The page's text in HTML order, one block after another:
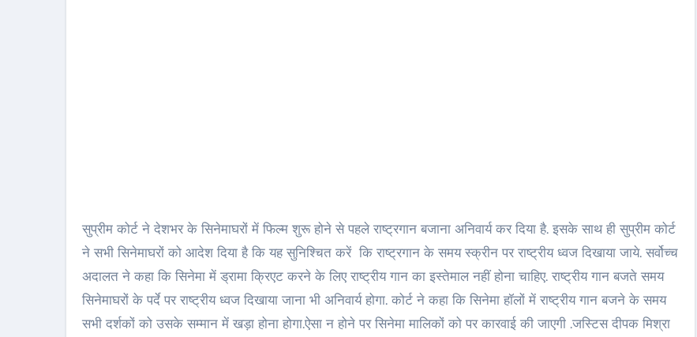
सुप्रीम कोर्ट ने देशभर के सिनेमाघरों में फिल्‍म शुरू होने से पहले राष्‍ट्रगान बजाना अनिवार्य कर दिया है. इसके साथ ही सुप्रीम कोर्ट
ने सभी सिनेमाघरों को आदेश दिया है कि यह सुनिश्चित करें कि राष्‍ट्रगान के समय स्‍क्रीन पर राष्‍ट्रीय ध्‍वज दिखाया जाये. सर्वोच्‍च
अदालत ने कहा कि सिनेमा में ड्रामा क्रिएट करने के लिए राष्ट्रीय गान का इस्तेमाल नहीं होना चाहिए. राष्ट्रीय गान बजते समय
सिनेमाघरों के पर्दे पर राष्ट्रीय ध्वज दिखाया जाना भी अनिवार्य होगा. कोर्ट ने कहा कि सिनेमा हॉलों में राष्ट्रीय गान बजने के समय
सभी दर्शकों को उसके सम्मान में खड़ा होना होगा.ऐसा न होने पर सिनेमा मालिकों को पर कारवाई की जाएगी .जस्टिस दीपक मिश्रा